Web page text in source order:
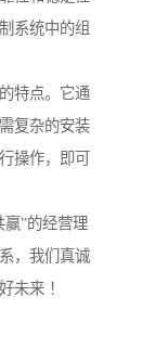
系统中的组
特点。它通
复杂的安装
操作，即可
”的经营理
，我们真诚
未来 ！